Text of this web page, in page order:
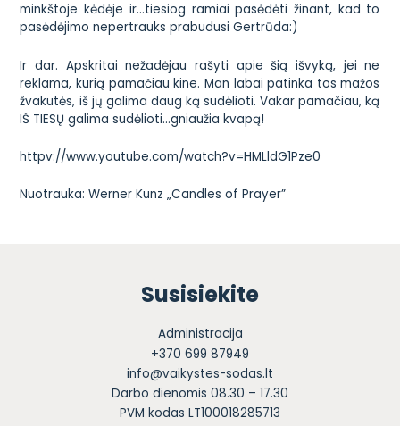
minkštoje kėdėje ir…tiesiog ramiai pasėdėti žinant, kad to
pasėdėjimo nepertrauks prabudusi Gertrūda:)
Ir dar. Apskritai nežadėjau rašyti apie šią išvyką, jei ne
reklama, kurią pamačiau kine. Man labai patinka tos mažos
žvakutės, iš jų galima daug ką sudėlioti. Vakar pamačiau, ką
IŠ TIESŲ galima sudėlioti…gniaužia kvapą!
httpv://www.youtube.com/watch?v=HMLldG1Pze0
Nuotrauka:Werner Kunz „Candles of Prayer”
Susisiekite
Administracija
+370 699 87949
info@vaikystes-sodas.lt
Darbo dienomis 08.30 – 17.30
PVM kodas LT100018285713